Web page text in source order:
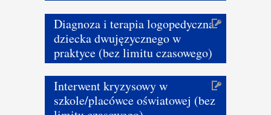
Diagnoza i terapia logopedyczna
dziecka dwujęzycznego w
praktyce (bez limitu czasowego)
Interwent kryzysowy w
szkole/placówce oświatowej (bez